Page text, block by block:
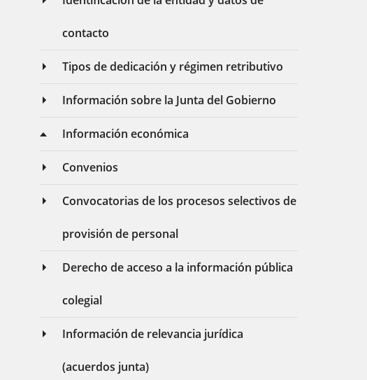
contacto
Tipos de dedicación y régimen retributivo
Información sobre la Junta del Gobierno
Información económica
Convenios
Convocatorias de los procesos selectivos de
provisión de personal
Derecho de acceso a la información pública
colegial
Información de relevancia jurídica
(acuerdos junta)